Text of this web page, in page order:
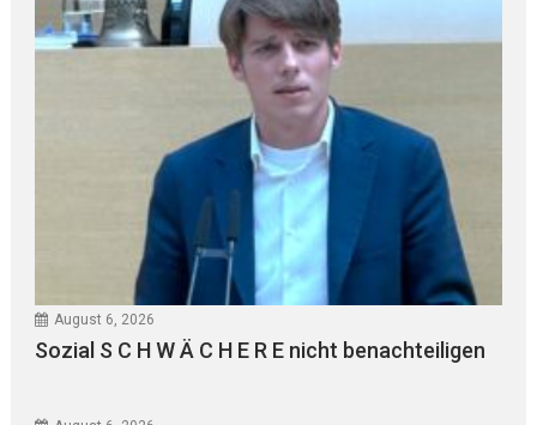
August 6, 2026
Sozial S C H W Ä C H E R E nicht benachteiligen